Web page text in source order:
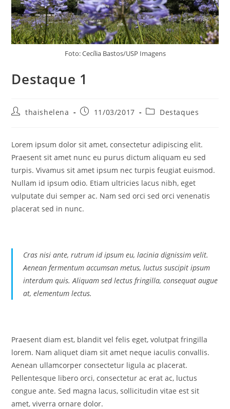
Foto: Cecília Bastos/USP Imagens
Destaque 1
thaishelena 11/03/2017 Destaques
Lorem ipsum dolor sit amet, consectetur adipiscing elit.
Praesent sit amet nunc eu purus dictum aliquam eu sed
turpis. Vivamus sit amet ipsum nec turpis feugiat euismod.
Nullam id ipsum odio. Etiam ultricies lacus nibh, eget
vulputate dui semper ac. Nam sed orci sed orci venenatis
placerat sed in nunc.
Cras nisi ante, rutrum id ipsum eu, lacinia dignissim velit.
Aenean fermentum accumsan metus, luctus suscipit ipsum
interdum quis. Aliquam sed lectus fringilla, consequat augue
at, elementum lectus.
Praesent diam est, blandit vel felis eget, volutpat fringilla
lorem. Nam aliquet diam sit amet neque iaculis convallis.
Aenean ullamcorper consectetur ligula ac placerat.
Pellentesque libero orci, consectetur ac erat ac, luctus
congue ante. Sed magna lacus, sollicitudin vitae est sit
amet, viverra ornare dolor.